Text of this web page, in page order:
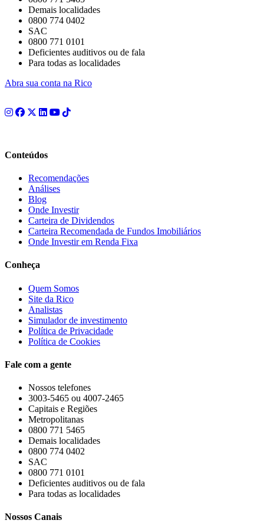
Demais localidades
0800 774 0402
SAC
0800 771 0101
Deficientes auditivos ou de fala
Para todas as localidades
Abra sua conta na Rico
Conteúdos
Recomendações
Análises
Blog
Onde Investir
Carteira de Dividendos
Carteira Recomendada de Fundos Imobiliários
Onde Investir em Renda Fixa
Conheça
Quem Somos
Site da Rico
Analistas
Simulador de investimento
Política de Privacidade
Política de Cookies
Fale com a gente
Nossos telefones
3003-5465 ou 4007-2465
Capitais e Regiões
Metropolitanas
0800 771 5465
Demais localidades
0800 774 0402
SAC
0800 771 0101
Deficientes auditivos ou de fala
Para todas as localidades
Nossos Canais